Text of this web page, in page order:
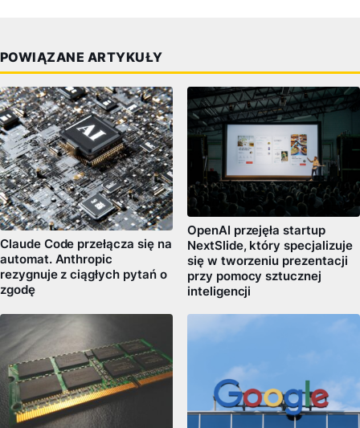
POWIĄZANE ARTYKUŁY
Claude Code przełącza się na
automat. Anthropic
rezygnuje z ciągłych pytań o
zgodę
OpenAI przejęła startup
NextSlide, który specjalizuje
się w tworzeniu prezentacji
przy pomocy sztucznej
inteligencji